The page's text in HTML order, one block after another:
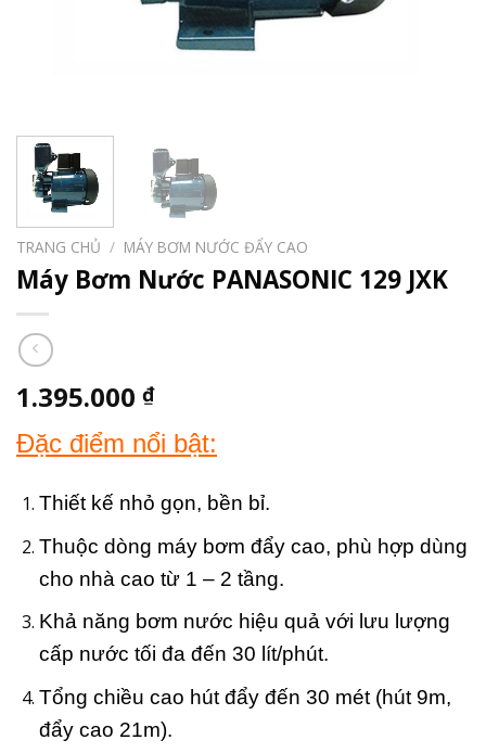
TRANG CHỦ / MÁY BƠM NƯỚC ĐẨY CAO
Máy Bơm Nước PANASONIC 129 JXK
1.395.000 ₫
Đặc điểm nổi bật:
Thiết kế nhỏ gọn, bền bỉ.
Thuộc dòng máy bơm đẩy cao, phù hợp dùng
cho nhà cao từ 1 – 2 tầng.
Khả năng bơm nước hiệu quả với lưu lượng
cấp nước tối đa đến 30 lít/phút.
Tổng chiều cao hút đẩy đến 30 mét (hút 9m,
đẩy cao 21m).